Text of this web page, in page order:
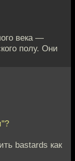
века —
полу. Они
bastards как